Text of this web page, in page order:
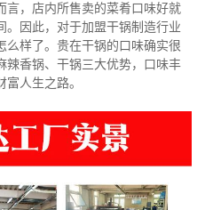
言，店内所售卖的菜肴口味好就
。因此，对于加盟干锅制造行业
么样了。贵在干锅的口味确实很
辣香锅、干锅三大优势，口味丰
人生之路。